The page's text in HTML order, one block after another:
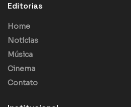
Editorias
Home
Notícias
Música
Cinema
Contato